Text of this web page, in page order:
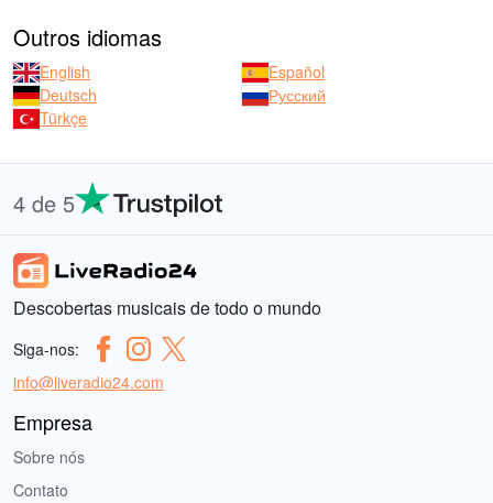
Outros idiomas
English
Español
Deutsch
Русский
Türkçe
4 de 5
Descobertas musicais de todo o mundo
Siga-nos:
info@liveradio24.com
Empresa
Sobre nós
Contato